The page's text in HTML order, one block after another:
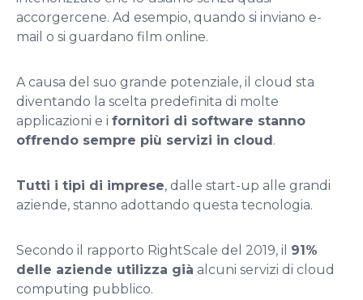
accorgercene. Ad esempio, quando si inviano e-
mail o si guardano film online.
A causa del suo grande potenziale, il cloud sta
diventando la scelta predefinita di molte
applicazioni e i fornitori di software stanno
offrendo sempre più servizi in cloud.
Tutti i tipi di imprese, dalle start-up alle grandi
aziende, stanno adottando questa tecnologia.
Secondo il rapporto RightScale del 2019, il 91%
delle aziende utilizza già alcuni servizi di cloud
computing pubblico.